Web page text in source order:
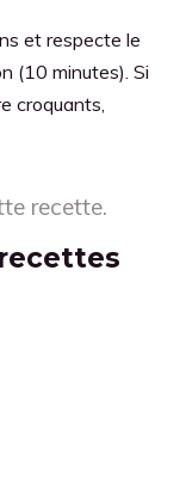
et respecte le
(10 minutes). Si
croquants,
recette.